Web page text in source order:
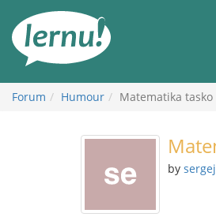
the
content
Forum Humour Matematika tasko
by